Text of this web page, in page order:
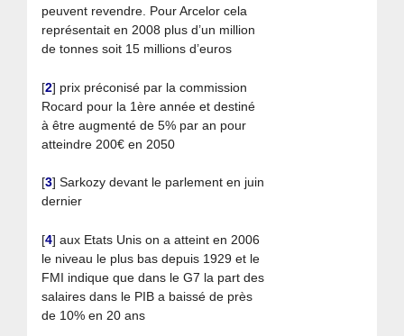
peuvent revendre. Pour Arcelor cela
représentait en 2008 plus d’un million
de tonnes soit 15 millions d’euros
[2] prix préconisé par la commission
Rocard pour la 1ère année et destiné
à être augmenté de 5% par an pour
atteindre 200€ en 2050
[3]Sarkozy devant le parlement en juin
dernier
[4]aux Etats Unis on a atteint en 2006
le niveau le plus bas depuis 1929 et le
FMI indique que dans le G7 la part des
salaires dans le PIB a baissé de près
de 10% en 20 ans